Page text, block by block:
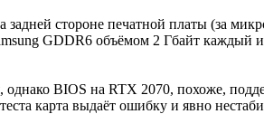
стороне печатной платы (за
GDDR6 объёмом 2 Гбайт каждый
BIOS на RTX 2070, похоже,
карта выдаёт ошибку и явно